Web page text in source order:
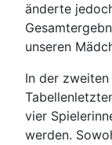
änderte
unseren
In der
vier
werden.